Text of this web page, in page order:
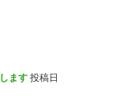
ます 投稿日